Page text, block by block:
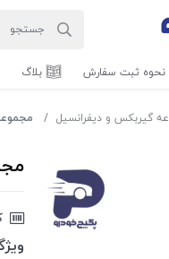
نحوه ثبت سفارش بلاگ
گیربکس و دیفرانسیل مجموعه